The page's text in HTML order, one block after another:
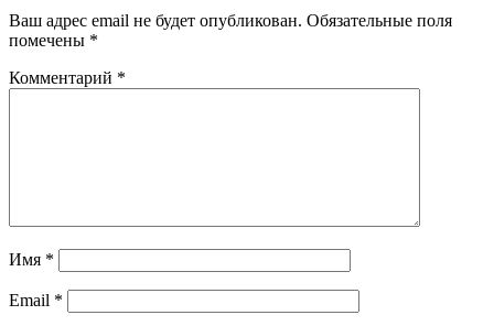
Ваш адрес email не будет опубликован. Обязательные поля
помечены *
Комментарий *
Имя *
Email *